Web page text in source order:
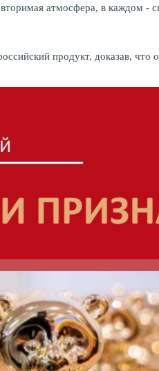
атмосфера, в каждом
продукт, доказав,